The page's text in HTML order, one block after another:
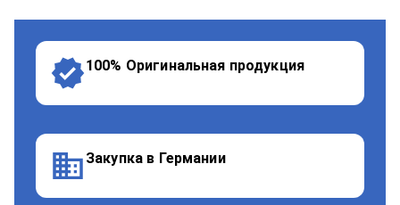
100% Оригинальная продукция
Закупка в Германии